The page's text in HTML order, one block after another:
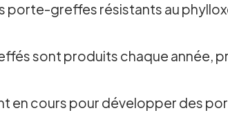
porte-greffes résistants au
sont produits chaque année,
en cours pour développer des